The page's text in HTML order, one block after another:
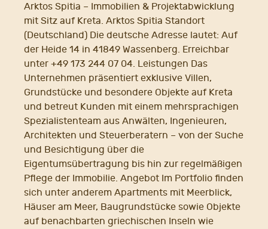
Arktos Spitia – Immobilien & Projektabwicklung
mit Sitz auf Kreta. Arktos Spitia Standort
(Deutschland) Die deutsche Adresse lautet: Auf
der Heide 14 in 41849 Wassenberg. Erreichbar
unter +49 173 244 07 04. Leistungen Das
Unternehmen präsentiert exklusive Villen,
Grundstücke und besondere Objekte auf Kreta
und betreut Kunden mit einem mehrsprachigen
Spezialistenteam aus Anwälten, Ingenieuren,
Architekten und Steuerberatern – von der Suche
und Besichtigung über die
Eigentumsübertragung bis hin zur regelmäßigen
Pflege der Immobilie. Angebot Im Portfolio finden
sich unter anderem Apartments mit Meerblick,
Häuser am Meer, Baugrundstücke sowie Objekte
auf benachbarten griechischen Inseln wie